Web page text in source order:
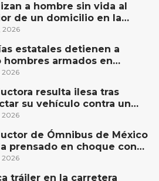
a hombre sin vida al
de un domicilio en la
El Rodeo, San Juan del
2026
estatales detienen a
hombres armados en
capital
2026
resulta ilesa tras
su vehículo contra un
Huimilpan
2026
de Ómnibus de México
prensado en choque con
en San Juan del Río
2026
tráiler en la carretera